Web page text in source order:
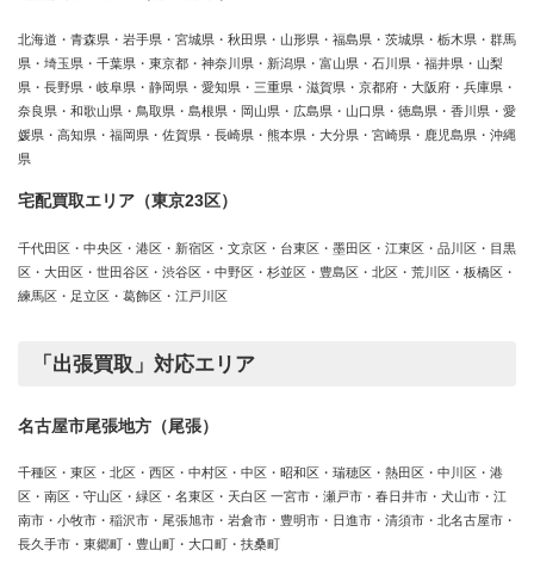
北海道・青森県・岩手県・宮城県・秋田県・山形県・福島県・茨城県・栃木県・群馬
県・埼玉県・千葉県・東京都・神奈川県・新潟県・富山県・石川県・福井県・山梨
県・長野県・岐阜県・静岡県・愛知県・三重県・滋賀県・京都府・大阪府・兵庫県・
奈良県・和歌山県・鳥取県・島根県・岡山県・広島県・山口県・徳島県・香川県・愛
媛県・高知県・福岡県・佐賀県・長崎県・熊本県・大分県・宮崎県・鹿児島県・沖縄
県
宅配買取エリア（東京23区）
千代田区・中央区・港区・新宿区・文京区・台東区・墨田区・江東区・品川区・目黒
区・大田区・世田谷区・渋谷区・中野区・杉並区・豊島区・北区・荒川区・板橋区・
練馬区・足立区・葛飾区・江戸川区
「出張買取」対応エリア
名古屋市尾張地方（尾張）
千種区・東区・北区・西区・中村区・中区・昭和区・瑞穂区・熱田区・中川区・港
区・南区・守山区・緑区・名東区・天白区 一宮市・瀬戸市・春日井市・犬山市・江
南市・小牧市・稲沢市・尾張旭市・岩倉市・豊明市・日進市・清須市・北名古屋市・
長久手市・東郷町・豊山町・大口町・扶桑町